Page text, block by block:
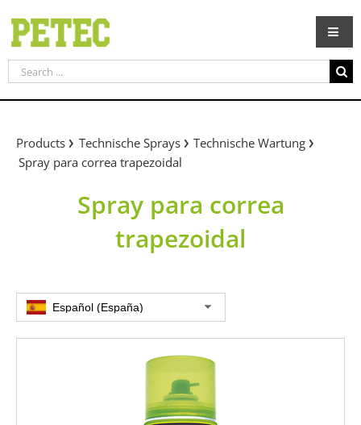
content
Search
for:
Products Technische Sprays
Technische Wartung
Spray para correa trapezoidal
Spray para correa
trapezoidal
Español (España)